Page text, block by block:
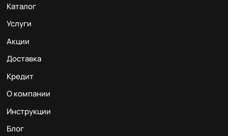
Каталог
Услуги
Акции
Доставка
Кредит
О компании
Инструкции
Блог